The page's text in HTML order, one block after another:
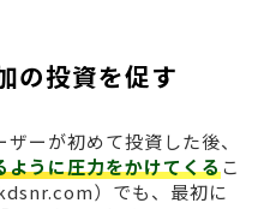
の投資を促す
ーが初めて投資した後、
ように圧力をかけてくるこ
）でも、最初に